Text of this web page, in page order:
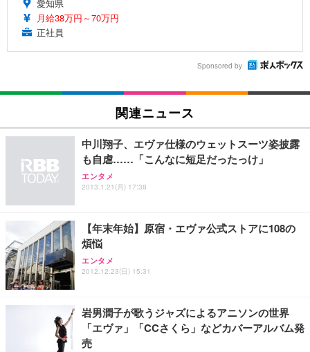
愛知県
月給38万円～70万円
正社員
Sponsored by
関連ニュース
中川翔子、エヴァ仕様のウェットスーツ姿披露
も自虐……「こんなに短足だったっけ」
エンタメ
2013.1.21(月) 17:38
【年末年始】原宿・エヴァ公式ストアに108の
煩悩
エンタメ
2012.12.23(日) 15:31
岩男潤子が歌うジャズによるアニソンの世界
「エヴァ」「CCさくら」などカバーアルバム発
売